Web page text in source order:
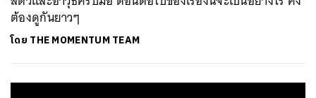
ต้องดูกันยาวๆ
โดย THE MOMENTUM TEAM